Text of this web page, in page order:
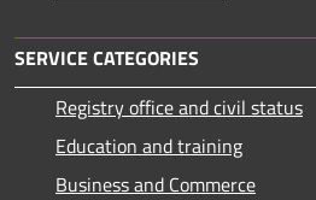
SERVICE CATEGORIES
Registry office and civil status
Education and training
Business and Commerce